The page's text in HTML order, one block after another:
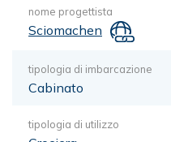
nome progettista
Sciomachen
tipologia di imbarcazione
Cabinato
tipologia di utilizzo